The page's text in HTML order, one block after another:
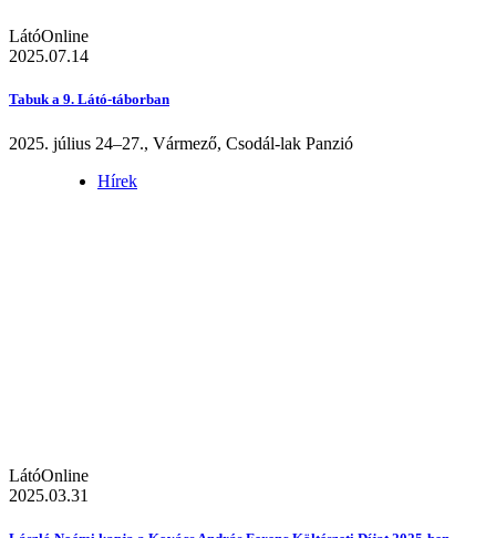
LátóOnline
2025.07.14
Tabuk a 9. Látó-táborban
2025. július 24–27., Vármező, Csodál-lak Panzió
Hírek
LátóOnline
2025.03.31